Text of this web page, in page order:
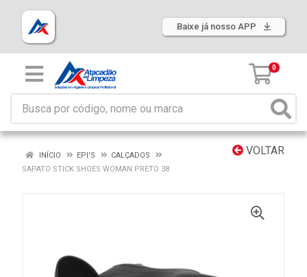
Baixe já nosso APP
0
VOLTAR
INÍCIO EPI'S
CALÇADOS
SAPATO STICK SHOES WOMAN PRETO 38